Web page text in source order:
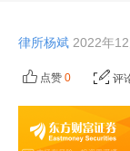
律所杨斌 2022年
点赞 0 评